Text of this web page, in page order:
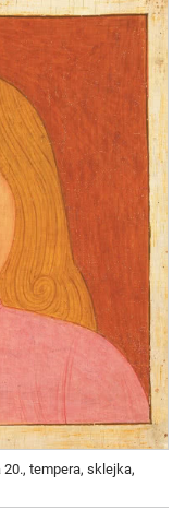
tempera, sklejka,